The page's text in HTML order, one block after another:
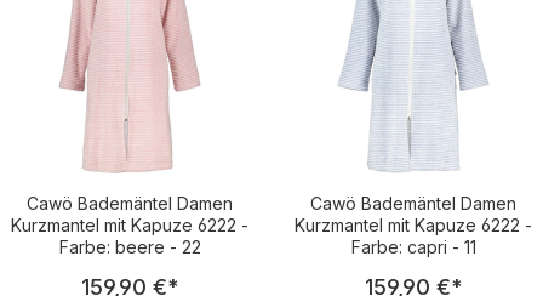
Cawö Bademäntel Damen
Kurzmantel mit Kapuze 6222 -
Farbe: beere - 22
Regulärer Preis:
159,90 €*
Cawö Bademäntel Damen
Kurzmantel mit Kapuze 6222 -
Farbe: capri - 11
Regulärer
159,90 €*